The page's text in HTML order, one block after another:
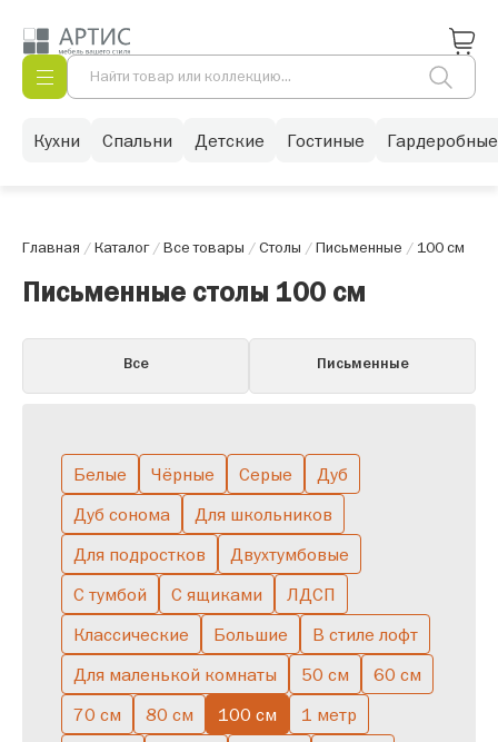
Кухни Спальни Детские Гостиные Гардеробные
Главная /Каталог/Все товары /Столы /Письменные / 100 см
Письменные столы 100 см
Все Письменные
Белые Чёрные Серые
Дуб
Дуб сонома
Для школьников
Для подростков
Двухтумбовые
С тумбой
С ящиками
ЛДСП
Классические
Большие
В стиле лофт
Для маленькой комнаты
50 см
60 см
70 см
80 см 100 см
1 метр